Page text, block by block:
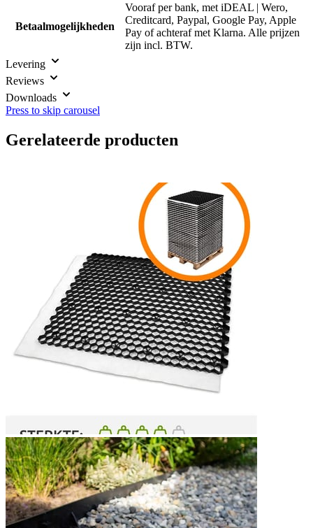
Betaalmogelijkheden
Vooraf per bank, met iDEAL | Wero,
Creditcard, Paypal, Google Pay, Apple
Pay of achteraf met Klarna. Alle prijzen
zijn incl. BTW.
Levering
Reviews
Downloads
Press to skip carousel
Gerelateerde producten